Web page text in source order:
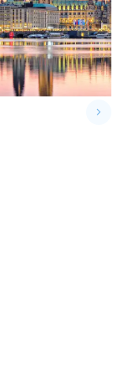
keyboard_arrow_right